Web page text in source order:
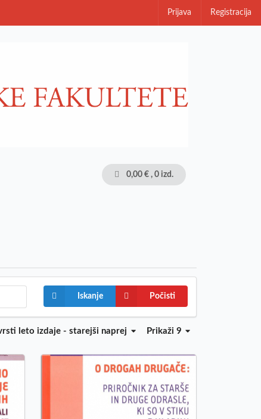
Prijava Registracija
0,00 € , 0 izd.
Iskanje
Počisti
Prikaži 9
leto izdaje - starejši naprej